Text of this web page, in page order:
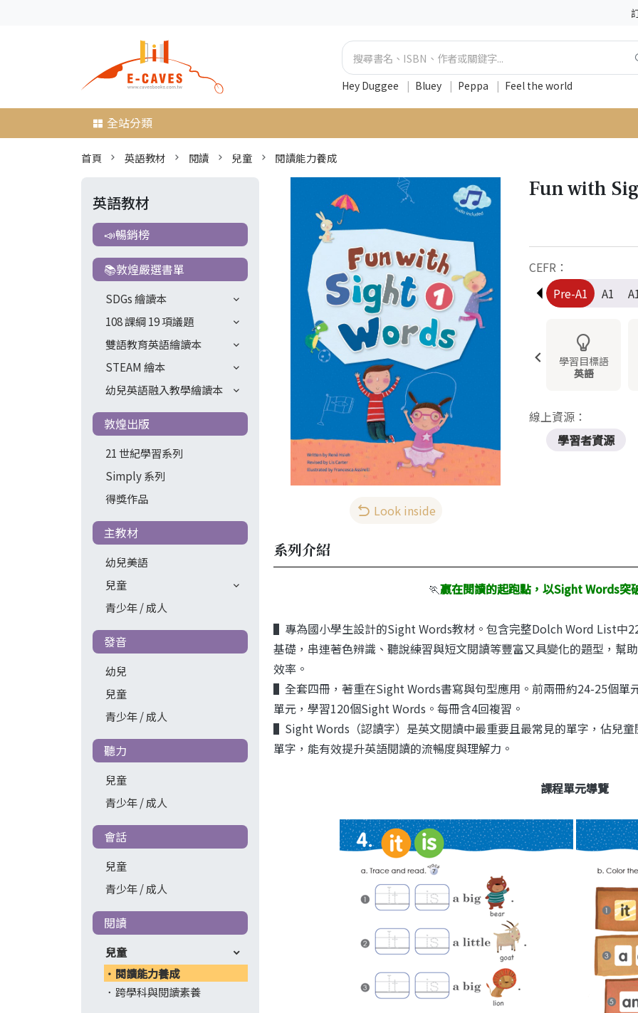
Hey Duggee | Bluey | Peppa | Feel the world
全站分類
首頁 英語教材 閱讀 兒童 閱讀能力養成
英語教材
📣暢銷榜
📚敦煌嚴選書單
SDGs 繪讀本
108 課綱 19 項議題
雙語教育英語繪讀本
STEAM 繪本
幼兒英語融入教學繪讀本
敦煌出版
21 世紀學習系列
Simply 系列
得獎作品
主教材
幼兒美語
兒童
青少年 / 成人
發音
幼兒
兒童
青少年 / 成人
聽力
兒童
青少年 / 成人
會話
兒童
青少年 / 成人
閱讀
兒童
閱讀能力養成
跨學科與閱讀素養
Look inside
Fun with
CEFR：
Pre-A1
A1
學習目標語
英語
線上資源：
學習者資源
系列介紹
🏃贏在閱讀的起跑點，以Sight Words突
▌專為國小學生設計的Sight Words教材。包含完整Dolch Word List中
基礎，串連著色辨識、聽說練習與短文閱讀等豐富又具變化的題型，幫
效率。
▌全套四冊，著重在Sight Words書寫與句型應用。前兩冊約24-25個單
單元，學習120個Sight Words。每冊含4回複習。
▌Sight Words（認讀字）是英文閱讀中最重要且最常見的單字，佔兒
單字，能有效提升英語閱讀的流暢度與理解力。
課程單元導覽